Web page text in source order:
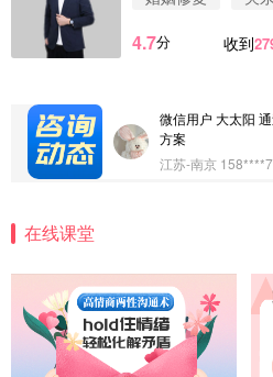
4.7分 收到
微信用户 Vnno 通
微信用户 大太阳
方案
江苏-南京
情感方案
北京-朝阳
微信用户 巧?媚儿
方案
在线课堂